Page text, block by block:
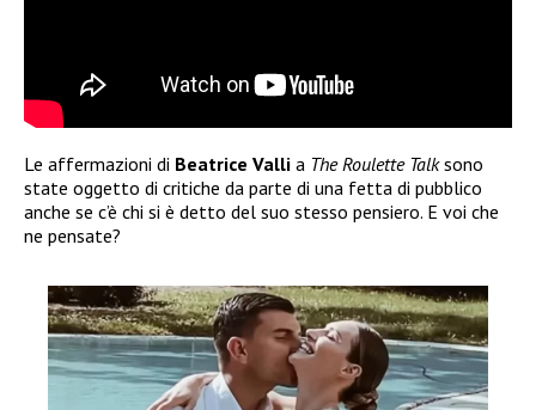
Le affermazioni di Beatrice Valli a The Roulette Talksono
state oggetto di critiche da parte di una fetta di pubblico
anche se c’è chi si è detto del suo stesso pensiero. E voi che
ne pensate?